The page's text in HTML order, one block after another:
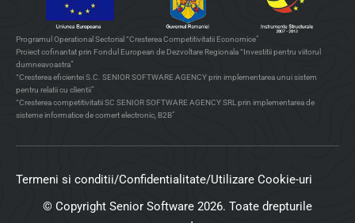
Programul Operational Sectorial “Cresterea Competitivitatii Economice”
Proiect cofinantat prin Fondul European de Dezvoltare Regionala “Investitii pentru viitorul
dumneavoastra”
“Cresterea eficientei S.C. SENIOR SOFTWARE AGENCY prin implementarea unui sistem
pentru relatii cu clientii”
“Cresterea competitivitatii SC SENIOR SOFTWARE AGENCY SRL prin implementarea de
sisteme informatice de comert electronic, B2B”
© Copyright Senior Software 2026. Toate drepturile
Termeni si conditii/Confidentialitate/Utilizare Cookie-uri